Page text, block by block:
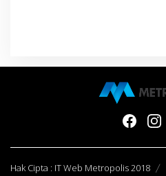
Hak Cipta : IT Web Metropolis 2018